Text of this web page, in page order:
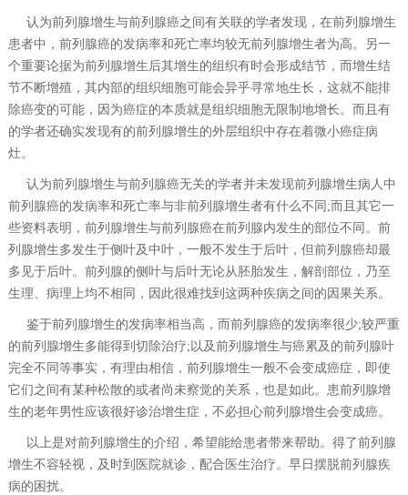
认为前列腺增生与前列腺癌之间有关联的学者发现，在前列腺增生
患者中，前列腺癌的发病率和死亡率均较无前列腺增生者为高。另一
个重要论据为前列腺增生后其增生的组织有时会形成结节，而增生结
节不断增殖，其内部的组织细胞可能会异乎寻常地生长，这就不能排
除癌变的可能，因为癌症的本质就是组织细胞无限制地增长。而且有
的学者还确实发现有的前列腺增生的外层组织中存在着微小癌症病
灶。
认为前列腺增生与前列腺癌无关的学者并未发现前列腺增生病人中
前列腺癌的发病率和死亡率与非前列腺增生者有什么不同;而且其它一
些资料表明，前列腺增生与前列腺癌在前列腺内发生的部位不同。前
列腺增生多发生于侧叶及中叶，一般不发生于后叶，但前列腺癌却最
多见于后叶。前列腺的侧叶与后叶无论从胚胎发生，解剖部位，乃至
生理、病理上均不相同，因此很难找到这两种疾病之间的因果关系。
鉴于前列腺增生的发病率相当高，而前列腺癌的发病率很少;较严重
的前列腺增生多能得到切除治疗;以及前列腺增生与癌累及的前列腺叶
完全不同等事实，有理由相信，前列腺增生一般不会变成癌症，即使
它们之间有某种松散的或者尚未察觉的关系，也是如此。患前列腺增
生的老年男性应该很好诊治增生症，不必担心前列腺增生会变成癌。
以上是对前列腺增生的介绍，希望能给患者带来帮助。得了前列腺
增生不容轻视，及时到医院就诊，配合医生治疗。早日摆脱前列腺疾
病的困扰。